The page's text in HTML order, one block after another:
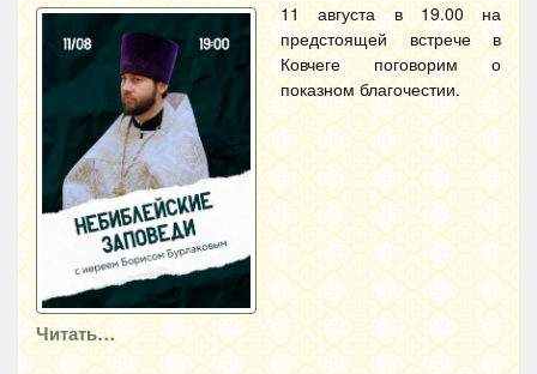
11 августа в 19.00 на
предстоящей встрече в
Ковчеге поговорим о
показном благочестии.
Читать…